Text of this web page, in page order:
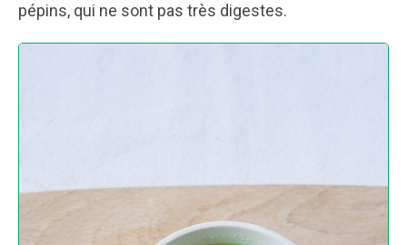
pépins, qui ne sont pas très digestes.